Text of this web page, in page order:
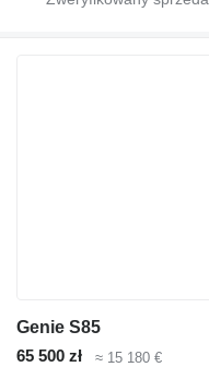
Genie S85
65 500 zł
≈ 15 180 €